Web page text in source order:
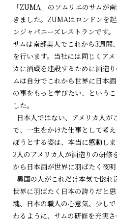
「ZUMA」のソムリエのサムが
きました。ZUMAはロンドンを
ンジャパニーズレストランです。
サムは南部美人でこれから3週間
を行います。当社には同じくア
カに酒蔵を建設するために酒造
ムは自分でこれから世界に日本
の事をもっと学びたい、という
した。
日本人ではない、アメリカ人が
で、一生をかけた仕事として考
ぼうとする姿は、本当に感動しま
2人のアメリカ人が酒造りの研修
から日本酒が世界に羽ばたく夜
異国の人がこれだけ本気で惚れ
世界に羽ばたく日本の誇りだと
魂、日本の職人の心意気、少し
わるように、サムの研修を充実